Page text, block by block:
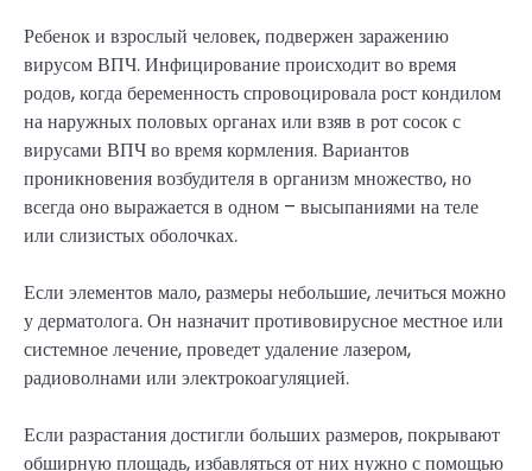
Ребенок и взрослый человек, подвержен заражению
вирусом ВПЧ. Инфицирование происходит во время
родов, когда беременность спровоцировала рост кондилом
на наружных половых органах или взяв в рот сосок с
вирусами ВПЧ во время кормления. Вариантов
проникновения возбудителя в организм множество, но
всегда оно выражается в одном – высыпаниями на теле
или слизистых оболочках.
Если элементов мало, размеры небольшие, лечиться можно
у дерматолога. Он назначит противовирусное местное или
системное лечение, проведет удаление лазером,
радиоволнами или электрокоагуляцией.
Если разрастания достигли больших размеров, покрывают
обширную площадь, избавляться от них нужно с помощью